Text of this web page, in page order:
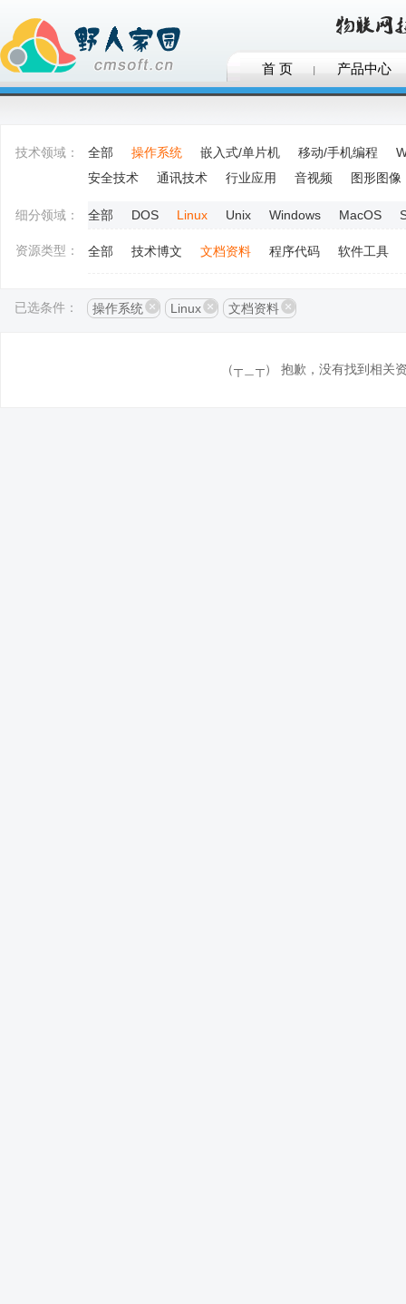
首 页 产品中心
技术领域： 全部 操作系统 嵌入式/单片机 移动/手机编程
安全技术
通讯技术 行业应用 音视频 图形图像
细分领域： 全部 DOS Linux Unix Windows MacOS
资源类型： 全部 技术博文 文档资料 程序代码 软件工具
已选条件： 操作系统 Linux 文档资料
（┬＿┬） 抱歉，没有找到相关